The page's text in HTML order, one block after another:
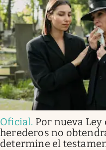
Oficial. Por nueva Ley
herederos no
determine el